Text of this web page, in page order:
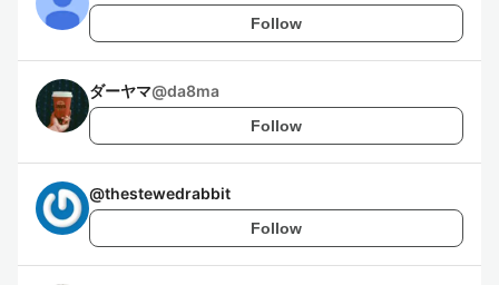
Follow
ダーヤマ@da8ma
Follow
@thestewedrabbit
Follow